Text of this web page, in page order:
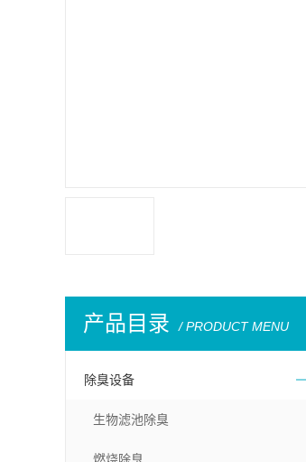
产品目录 / PRODUCT MENU
除臭设备
生物滤池除臭